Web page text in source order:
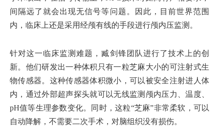
间隔远了就会出现无信号等问题。因此，目前世界范围
内，临床上还是采用经颅有线的手段进行颅内压监测。
针对这一临床监测难题，臧剑锋团队进行了技术上的创
新。他们研发出一种体积只有一粒芝麻大小的可注射式生
物传感器。这种传感器体积微小，可以被安全注射进人体
内，通过外部超声探头就可以无线监测颅内压力、温度、
pH值等生理参数变化。同时，这粒“芝麻”非常柔软，可以
自动降解，不需要二次手术，对脑组织没有损伤。